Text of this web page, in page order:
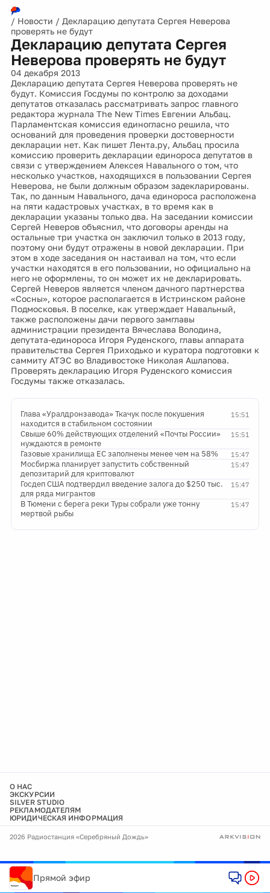
/ Новости
проверять не будут
Декларацию депутата Сергея
Неверова проверять не будут
04 декабря 2013
Декларацию депутата Сергея Неверова проверять не
будут. Комиссия Госдумы по контролю за доходами
депутатов отказалась рассматривать запрос главного
редактора журнала The New Times Евгении Альбац.
Парламентская комиссия единогласно решила, что
оснований для проведения проверки достоверности
декларации нет. Как пишет Лента.ру, Альбац просила
комиссию проверить декларации единороса депутатов в
связи с утверждением Алексея Навального о том, что
несколько участков, находящихся в пользовании Сергея
Неверова, не были должным образом задекларированы.
Так, по данным Навального, дача единороса расположена
на пяти кадастровых участках, в то время как в
декларации указаны только два. На заседании комиссии
Сергей Неверов объяснил, что договоры аренды на
остальные три участка он заключил только в 2013 году,
поэтому они будут отражены в новой декларации. При
этом в ходе заседания он настаивал на том, что если
участки находятся в его пользовании, но официально на
него не оформлены, то он может их не декларировать.
Сергей Неверов является членом дачного партнерства
«Сосны», которое располагается в Истринском районе
Подмосковья. В поселке, как утверждает Навальный,
также расположены дачи первого замглавы
администрации президента Вячеслава Володина,
депутата-единороса Игоря Руденского, главы аппарата
правительства Сергея Приходько и куратора подготовки к
саммиту АТЭС во Владивостоке Николая Ашлапова.
Проверять декларацию Игоря Руденского комиссия
Госдумы также отказалась.
15:51
Глава «Уралдронзавода» Ткачук после покушения
находится в стабильном состоянии
15:51
Свыше 60% действующих отделений «Почты России»
нуждаются в ремонте
15:47
Газовые хранилища ЕС заполнены менее чем на 58%
15:47
Мосбиржа планирует запустить собственный
депозитарий для криптовалют
15:47
Госдеп США подтвердил введение залога до $250 тыс.
для ряда мигрантов
15:47
В Тюмени с берега реки Туры собрали уже тонну
мертвой рыбы
О НАС
ЭКСКУРСИИ
SILVER STUDIO
РЕКЛАМОДАТЕЛЯМ
ЮРИДИЧЕСКАЯ ИНФОРМАЦИЯ
2026 Радиостанция «Серебряный Дождь»
Прямой эфир